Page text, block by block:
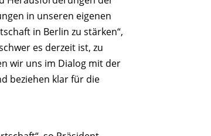
in unseren eigenen
in Berlin zu stärken“,
es derzeit ist, zu
wir uns im Dialog mit der
beziehen klar für die